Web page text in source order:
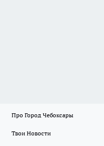
Про Город Чебоксары
Твои Новости